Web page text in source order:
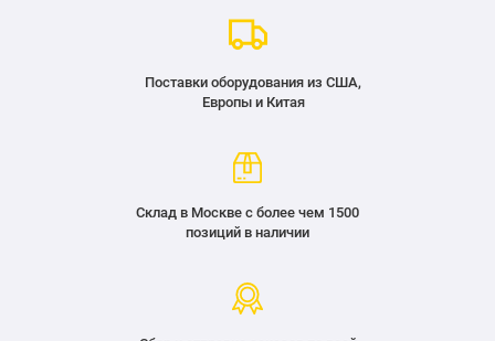
Поставки оборудования из США,
Европы и Китая
Склад в Москве с более чем 1500
позиций в наличии